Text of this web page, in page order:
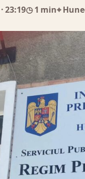
· 23:19◷ 1 min⌖